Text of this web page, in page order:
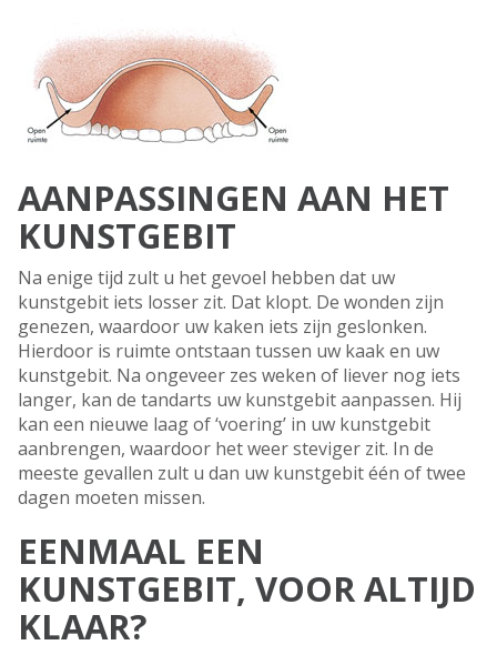
AANPASSINGEN AAN HET
KUNSTGEBIT
Na enige tijd zult u het gevoel hebben dat uw
kunstgebit iets losser zit. Dat klopt. De wonden zijn
genezen, waardoor uw kaken iets zijn geslonken.
Hierdoor is ruimte ontstaan tussen uw kaak en uw
kunstgebit. Na ongeveer zes weken of liever nog iets
langer, kan de tandarts uw kunstgebit aanpassen. Hij
kan een nieuwe laag of ‘voering’ in uw kunstgebit
aanbrengen, waardoor het weer steviger zit. In de
meeste gevallen zult u dan uw kunstgebit één of twee
dagen moeten missen.
EENMAAL EEN
KUNSTGEBIT, VOOR ALTIJD
KLAAR?